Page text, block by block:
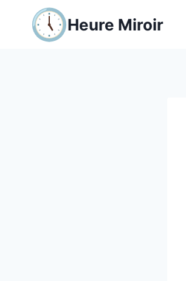
contenu
Heure Miroir